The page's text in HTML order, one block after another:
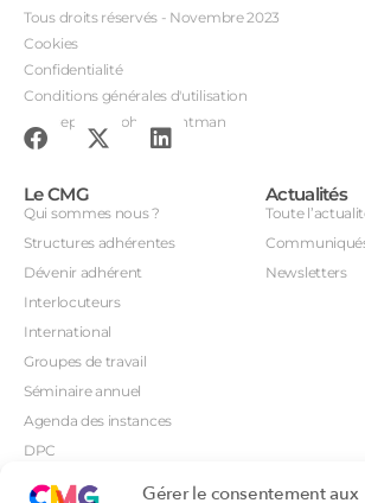
Gérer le consentement aux
Tous droits réservés - Novembre 2023
Cookies
Confidentialité
Conditions générales d'utilisation
Conception : John Brightman
Le CMG
Qui sommes nous ?
Structures adhérentes
Dévenir adhérent
Interlocuteurs
International
Groupes de travail
Séminaire annuel
Agenda des instances
DPC
Actualités
Toute
Newsletters